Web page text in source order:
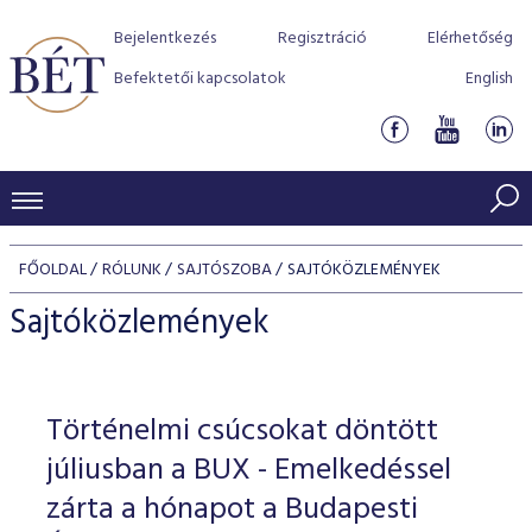
Bejelentkezés Regisztráció
Elérhetőség
Befektetői kapcsolatok
English
KERESKEDÉSI ADATOK
INDEXEK
Jelzáloglevél indexek
Vállalati kötvény indexek
Azonnali Piac
Részvények
Származékos piac
BEFEKTETŐK
Részvény szekció
Hitelpapír szekció
BÉT szabályzatok
Befektetővédelem
Alkalmazott díjstruktúra
Elszámolás
Részvény és vállalati kötvény tőzsdei bevezetését
program
BÉT Xtend - Részvénypiac egyszerűen
TŐZSDETAGOK
Tőzsdetagok, üzletkötők
VENDOROK
FŐOLDAL RÓLUNK SAJTÓSZOBA SAJTÓKÖZLEMÉNYEK
Sajtóközlemények
Történelmi csúcsokat döntött
júliusban a BUX - Emelkedéssel
zárta a hónapot a Budapesti